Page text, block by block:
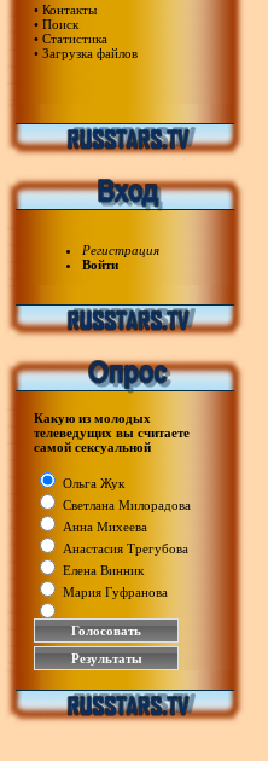
• Контакты
• Поиск
• Статистика
• Загрузка файлов
Регистрация
Войти
Какую из молодых
телеведущих вы считаете
самой сексуальной
Ольга Жук
Светлана Милорадова
Анна Михеева
Анастасия Трегубова
Елена Винник
Мария Гуфранова